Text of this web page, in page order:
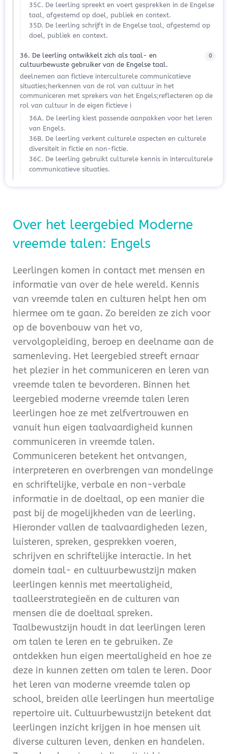
35C. De leerling spreekt en voert gesprekken in de Engelse
taal, afgestemd op doel, publiek en context.
35D. De leerling schrijft in de Engelse taal, afgestemd op
doel, publiek en context.
36. De leerling ontwikkelt zich als taal- en
cultuurbewuste gebruiker van de Engelse taal.
0
deelnemen aan fictieve interculturele communicatieve
situaties;herkennen van de rol van cultuur in het
communiceren met sprekers van het Engels;reflecteren op de
rol van cultuur in de eigen fictieve i
36A. De leerling kiest passende aanpakken voor het leren
van Engels.
36B. De leerling verkent culturele aspecten en culturele
diversiteit in fictie en non-fictie.
36C. De leerling gebruikt culturele kennis in interculturele
communicatieve situaties.
Over het leergebied Moderne
vreemde talen: Engels
Leerlingen komen in contact met mensen en
informatie van over de hele wereld. Kennis
van vreemde talen en culturen helpt hen om
hiermee om te gaan. Zo bereiden ze zich voor
op de bovenbouw van het vo,
vervolgopleiding, beroep en deelname aan de
samenleving. Het leergebied streeft ernaar
het plezier in het communiceren en leren van
vreemde talen te bevorderen. Binnen het
leergebied moderne vreemde talen leren
leerlingen hoe ze met zelfvertrouwen en
vanuit hun eigen taalvaardigheid kunnen
communiceren in vreemde talen.
Communiceren betekent het ontvangen,
interpreteren en overbrengen van mondelinge
en schriftelijke, verbale en non-verbale
informatie in de doeltaal, op een manier die
past bij de mogelijkheden van de leerling.
Hieronder vallen de taalvaardigheden lezen,
luisteren, spreken, gesprekken voeren,
schrijven en schriftelijke interactie. In het
domein taal- en cultuurbewustzijn maken
leerlingen kennis met meertaligheid,
taalleerstrategieën en de culturen van
mensen die de doeltaal spreken.
Taalbewustzijn houdt in dat leerlingen leren
om talen te leren en te gebruiken. Ze
ontdekken hun eigen meertaligheid en hoe ze
deze in kunnen zetten om talen te leren. Door
het leren van moderne vreemde talen op
school, breiden alle leerlingen hun meertalige
repertoire uit. Cultuurbewustzijn betekent dat
leerlingen inzicht krijgen in hoe mensen uit
diverse culturen leven, denken en handelen.